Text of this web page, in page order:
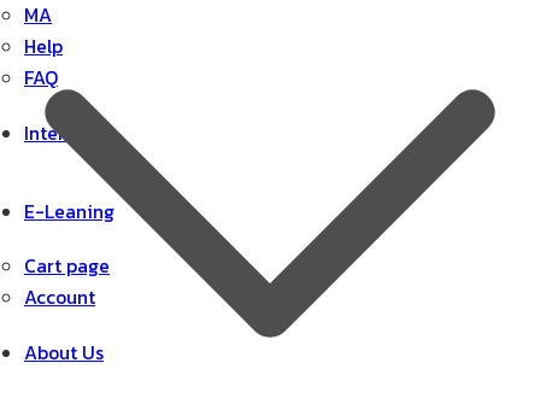
MA
Help
FAQ
Internship
E-Leaning
Cart page
Account
About Us